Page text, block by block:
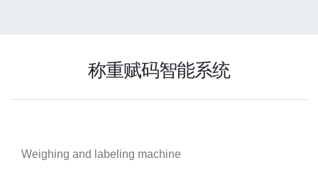
称重赋码智能系统
Weighing and labeling machine